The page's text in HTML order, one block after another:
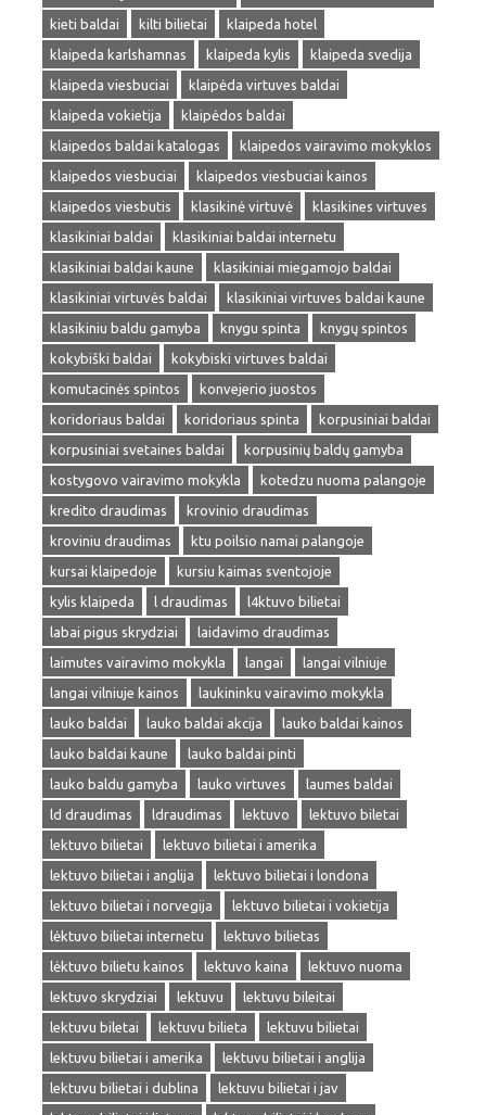
kieti baldai
kilti bilietai
klaipeda hotel
klaipeda karlshamnas
klaipeda kylis
klaipeda svedija
klaipeda viesbuciai
klaipėda virtuves baldai
klaipeda vokietija
klaipėdos baldai
klaipedos baldai katalogas
klaipedos vairavimo mokyklos
klaipedos viesbuciai
klaipedos viesbuciai kainos
klaipedos viesbutis
klasikinė virtuvė
klasikines virtuves
klasikiniai baldai
klasikiniai baldai internetu
klasikiniai baldai kaune
klasikiniai miegamojo baldai
klasikiniai virtuvės baldai
klasikiniai virtuves baldai kaune
klasikiniu baldu gamyba
knygu spinta
knygų spintos
kokybiški baldai
kokybiski virtuves baldai
komutacinės spintos
konvejerio juostos
koridoriaus baldai
koridoriaus spinta
korpusiniai baldai
korpusiniai svetaines baldai
korpusinių baldų gamyba
kostygovo vairavimo mokykla
kotedzu nuoma palangoje
kredito draudimas
krovinio draudimas
kroviniu draudimas
ktu poilsio namai palangoje
kursai klaipedoje
kursiu kaimas sventojoje
kylis klaipeda
l draudimas
l4ktuvo bilietai
labai pigus skrydziai
laidavimo draudimas
laimutes vairavimo mokykla
langai
langai vilniuje
langai vilniuje kainos
laukininku vairavimo mokykla
lauko baldai
lauko baldai akcija
lauko baldai kainos
lauko baldai kaune
lauko baldai pinti
lauko baldu gamyba
lauko virtuves
laumes baldai
ld draudimas
ldraudimas lektuvo
lektuvo biletai
lektuvo bilietai
lektuvo bilietai i amerika
lektuvo bilietai i anglija
lektuvo bilietai i londona
lektuvo bilietai i norvegija
lektuvo bilietai i vokietija
lėktuvo bilietai internetu
lektuvo bilietas
lėktuvo bilietu kainos
lektuvo kaina
lektuvo nuoma
lektuvo skrydziai
lektuvu
lektuvu bileitai
lektuvu biletai
lektuvu bilieta
lektuvu bilietai
lektuvu bilietai i amerika
lektuvu bilietai i anglija
lektuvu bilietai i dublina
lektuvu bilietai i jav